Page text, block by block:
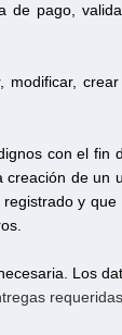
de pago,
con el fin
de un
y
Los